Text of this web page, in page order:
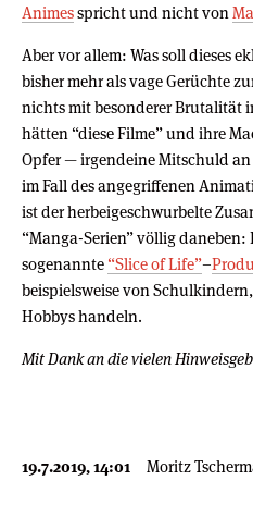
Animesspricht und nicht von
Aber vor allem: Was soll dieses
bisher mehr als vage Gerüchte
nichts mit besonderer Brutalität
hätten “diese Filme” und ihre
Opfer — irgendeine Mitschuld
im Fall des angegriffenen
ist der herbeigeschwurbelte
“Manga-Serien” völlig
sogenannte “Slice of Life”–
beispielsweise von
Hobbys handeln.
Mit Dank an die vielen
19.7.2019, 14:01 Moritz